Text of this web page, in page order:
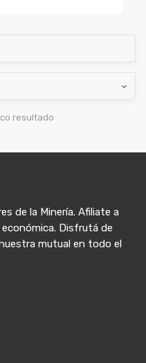
resultado
de la Minería. Afiliate a
Disfrutá de
mutual en todo el